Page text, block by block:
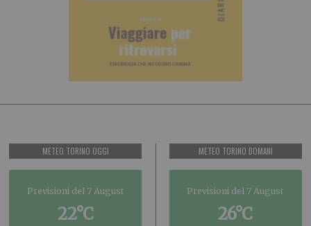
METEO TORINO OGGI
Previsioni del 7 August
22°C
METEO TORINO DOMANI
Previsioni del 7 August
26°C